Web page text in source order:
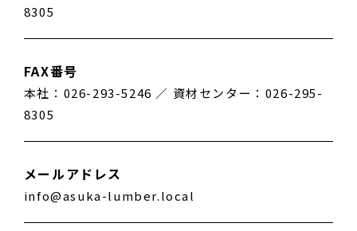
8305
FAX番号
本社：026-293-5246 ／ 資材センター：026-295-
8305
メールアドレス
info@asuka-lumber.local